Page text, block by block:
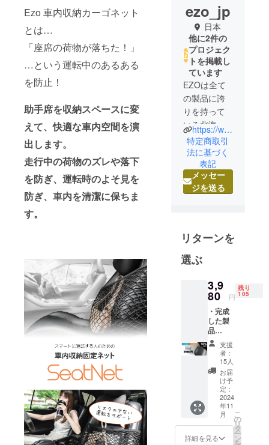
Ezo 車内収納カーゴネット
とは…
「座席の荷物が落ちた！」
…という運転中のあるある
を防止！
助手席を収納スペースに変
えて、快適な車内空間を演
出します。
走行中の荷物のズレや落下
を防ぎ、 運転時のよそ見を
防ぎ、車内を清潔に保ちま
す。
ezo_jp
日本
他に2件の
プロジェク
トを掲載し
ています
EZOは全て
の製品に誇
りを持って
いる北海道
生まれのブ
ランドで
す。いつも
ある、いつ
の間にか
前を最高の
パフォーマ
ンスで全て
贈る。見て
使ってご満
足頂ける商
品を扱って
おります。
弊社のミッ
ションは日
常をよりシ
ンプルにす
ることで
す。プロダ
クトデザイ
https://www.ezo-inc.jp/
特定商取引
法に基づく
表記
メッセー
ジを送る
リターンを
選ぶ
3,9
80 円
残り
105
・完成
した製
品
SekiNet
× 1点 ---
-----------
-------- ※
表示価
格は
（消費
税・送
料込）
です。
※ 一般
支援
者：
15人
お届
け予
定：
2024
年11
月
詳細を見る
こ
の
リ
タ
ー
ン